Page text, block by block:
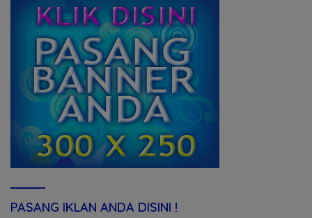
PASANG IKLAN ANDA DISINI !